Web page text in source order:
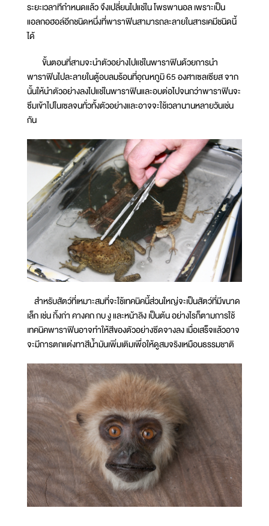
ระยะเวลาทีกำหนดแล้ว จึงเปลี่ยนไปแช่ใน โพรพานอล เพราะเป็น
แอลกอฮอล์อีกชนิดหนึ่งที่พาราฟินสามารถละลายในสารเคมีชนิดนี้
ได้
ขั้นตอนที่สามจะนำตัวอย่างไปแช่ในพาราฟินด้วยการนำ
พาราฟินไปละลายในตู้อบลมร้อนที่อุณหภูมิ 65 องศาเซลเซียส จาก
นั้นให้นำตัวอย่างลงไปแช่ในพาราฟินและอบต่อไปจนกว่าพาราฟินจะ
ซึมเข้าไปในเซลจนทั่วทั้งตัวอย่างและอาจจะใช้เวลานานหลายวันเช่น
กัน
สำหรับสัตว์ที่เหมาะสมที่จะใช้เทคนิคนี้ส่วนใหญ่จะเป็นสัตว์ที่มีขนาด
เล็ก เช่น กิ้งก่า คางคก กบ งู และหน้าลิง เป็นต้น อย่างไรก็ตามการใช้
เทคนิคพาราฟินอาจทำให้สีของตัวอย่างซีดจางลง เมื่อเสร็จแล้วอาจ
จะมีการตกแต่งทาสีน้ำมันเพิ่มเติมเพื่อให้ดูสมจริงเหมือนธรรมชาติ